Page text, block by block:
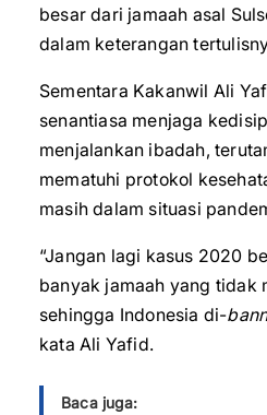
besar dari jamaah asal
dalam keterangan
Sementara Kakanwil Ali
senantiasa menjaga
menjalankan ibadah,
mematuhi protokol
masih dalam situasi
“Jangan lagi kasus 2020
banyak jamaah yang tidak
sehingga Indonesia di-
kata Ali Yafid.
Baca juga: